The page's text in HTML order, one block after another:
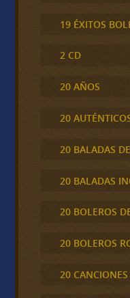
19 ÉXITOS
2 CD
20 AÑOS
20
20 BALADAS
20 BALADAS
20 BOLEROS
20 BOLEROS
20 CANCIONES